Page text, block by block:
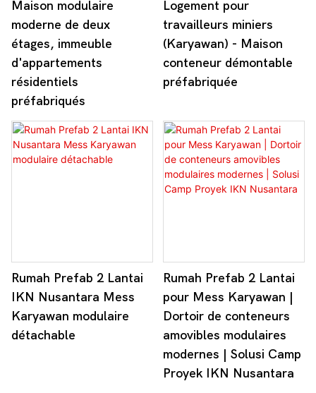
Maison modulaire
moderne de deux
étages, immeuble
d'appartements
résidentiels
préfabriqués
Logement pour
travailleurs miniers
(Karyawan) - Maison
conteneur démontable
préfabriquée
Rumah Prefab 2 Lantai
IKN Nusantara Mess
Karyawan modulaire
détachable
Rumah Prefab 2 Lantai
pour Mess Karyawan |
Dortoir de conteneurs
amovibles modulaires
modernes | Solusi Camp
Proyek IKN Nusantara